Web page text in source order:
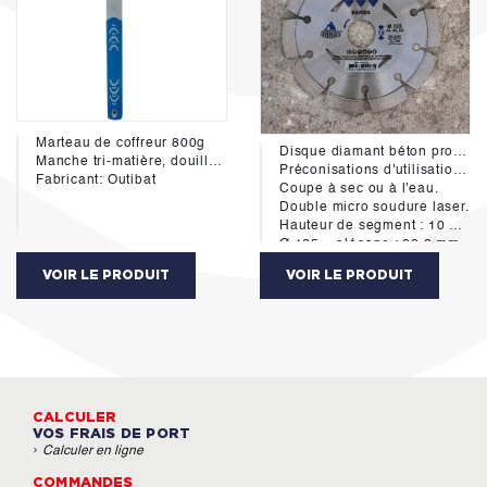
Marteau de coffreur 800g
Manche tri-matière, douille conique, Soft grip.
Fabricant: Outibat
VOIR LE PRODUIT
Disque diamant béton pro diam125mm
Préconisations d'utilisation : vieux béton, parpaings, briques, tuiles, tuile Ste Foy, dalles gravillons lavés, pavés autobloquants, pierres naturelles, granit.
Coupe à sec ou à l'eau.
Double micro soudure laser.
Hauteur de segment : 10 mm
Ø 125 = alésage : 22,2 mm
VOIR LE PRODUIT
CALCULER
VOS FRAIS DE PORT
› Calculer en ligne
COMMANDES